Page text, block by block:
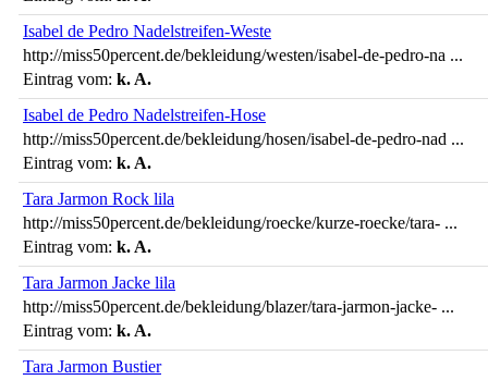
Isabel de Pedro Nadelstreifen-Weste
http://miss50percent.de/bekleidung/westen/isabel-de-pedro-na ...
Eintrag vom: k. A.
Isabel de Pedro Nadelstreifen-Hose
http://miss50percent.de/bekleidung/hosen/isabel-de-pedro-nad ...
Eintrag vom: k. A.
Tara Jarmon Rock lila
http://miss50percent.de/bekleidung/roecke/kurze-roecke/tara- ...
Eintrag vom: k. A.
Tara Jarmon Jacke lila
http://miss50percent.de/bekleidung/blazer/tara-jarmon-jacke- ...
Eintrag vom: k. A.
Tara Jarmon Bustier